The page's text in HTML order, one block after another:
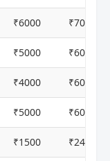
₹6000 ₹7010
₹5000 ₹6010
₹4000 ₹6010
₹5000 ₹6010
₹1500 ₹2460